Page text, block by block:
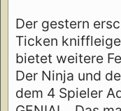
Der gestern
Ticken
bietet weitere
Der Ninja und
dem 4 Spieler